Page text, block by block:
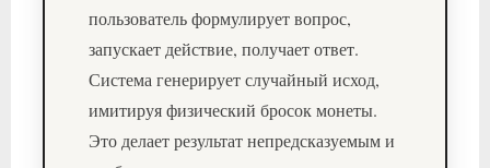
пользователь формулирует вопрос,
запускает действие, получает ответ.
Система генерирует случайный исход,
имитируя физический бросок монеты.
Это делает результат непредсказуемым и